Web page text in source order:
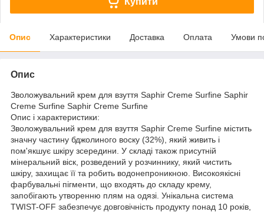
Опис Характеристики Доставка Оплата Умови
Опис
Зволожувальний крем для взуття Saphir Creme Surfine Saphir
Creme Surfine Saphir Creme Surfine
Опис і характеристики:
Зволожувальний крем для взуття Saphir Creme Surfine містить
значну частину бджолиного воску (32%), який живить і
пом'якшує шкіру зсередини. У складі також присутній
мінеральний віск, розведений у розчиннику, який чистить
шкіру, захищає її та робить водонепроникною. Високоякісні
фарбувальні пігменти, що входять до складу крему,
запобігають утворенню плям на одязі. Унікальна система
TWIST-OFF забезпечує довговічність продукту понад 10 років,